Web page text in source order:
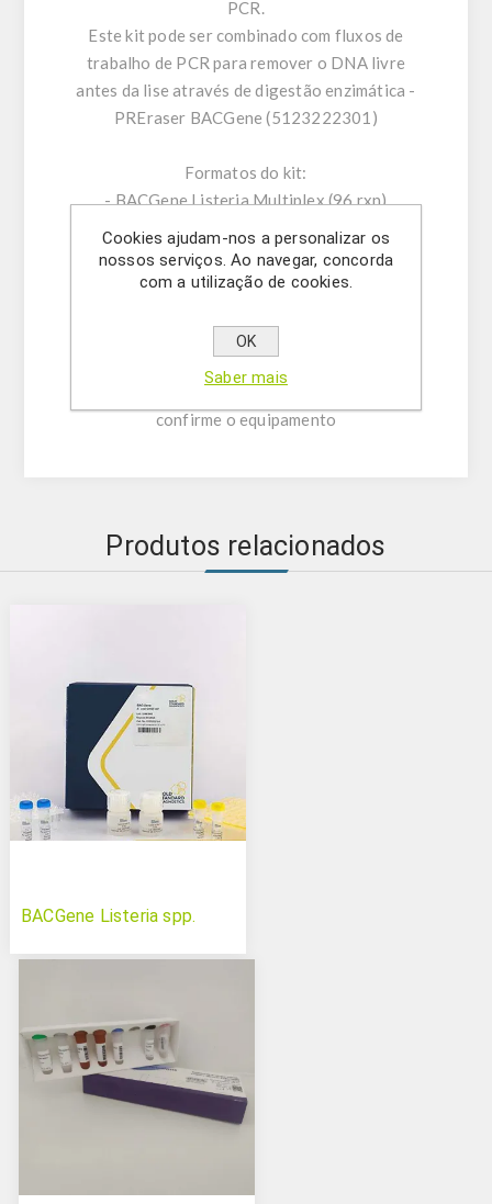
PCR.
Este kit pode ser combinado com fluxos de
trabalho de PCR para remover o DNA livre
antes da lise através de digestão enzimática -
PREraser BACGene (5123222301)
Formatos do kit:
- BACGene Listeria Multiplex (96 rxn)
(5123221901)
- BACGene Listeria Multiplex (96x10 rxn)
(5123221911)
rxn) (5123221910)
Certificação AOAC e AFNOR (por favor,
confirme o equipamento
Produtos relacionados
BACGene Listeria spp.
Cookies ajudam-nos a personalizar os
nossos serviços. Ao navegar, concorda
com a utilização de cookies.
OK
Saber mais